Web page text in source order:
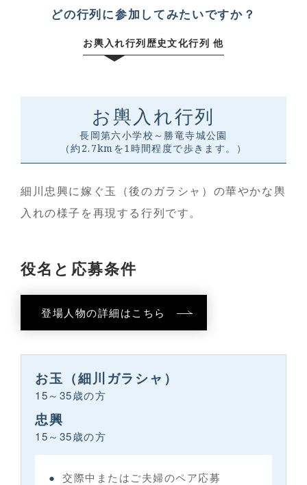
どの行列に参加してみたいですか？
お輿入れ行列歴史文化行列 他
お輿入れ行列
長岡第六小学校～勝竜寺城公園
（約2.7kmを1時間程度で歩きます。）
細川忠興に嫁ぐ玉（後のガラシャ）の華やかな輿
入れの様子を再現する行列です。
役名と応募条件
登場人物の詳細はこちら
お玉（細川ガラシャ）
15～35歳の方
忠興
15～35歳の方
交際中またはご夫婦のペア応募